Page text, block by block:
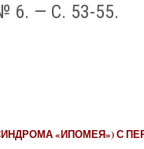
6. — С. 53-55.
«ИПОМЕЯ») С